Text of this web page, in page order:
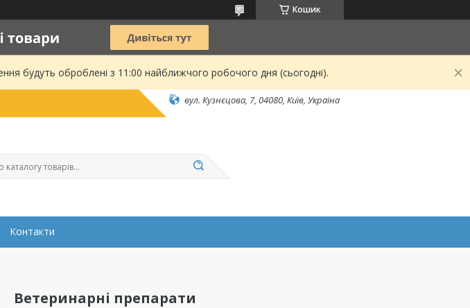
Кошик
будуть оброблені з 11:00 найближчого робочого дня (сьогодні).
вул. Кузнєцова, 7, 04080, Київ, Україна
Контакти
Ветеринарні препарати